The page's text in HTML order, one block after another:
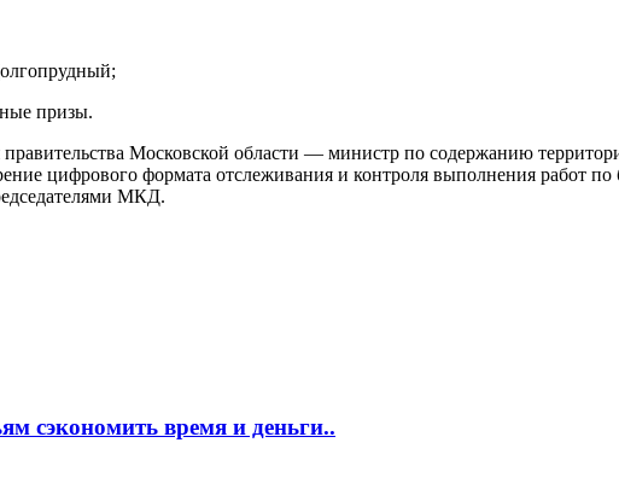
призы.
правительства Московской области — министр по содержанию
цифрового формата отслеживания и контроля выполнения работ по
МКД.
сэкономить время и деньги..